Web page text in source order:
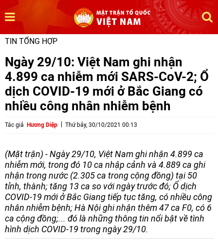
TIN TỔNG HỢP
Ngày 29/10: Việt Nam ghi nhận
4.899 ca nhiễm mới SARS-CoV-2; Ổ
dịch COVID-19 mới ở Bắc Giang có
nhiều công nhân nhiễm bệnh
Tác giả Hương Diệp Thứ bảy, 30/10/2021 00:13
(Mặt trận) - Ngày 29/10, Việt Nam ghi nhận 4.899 ca
nhiễm mới, trong đó 10 ca nhập cảnh và 4.889 ca ghi
nhận trong nước (2.305 ca trong cộng đồng) tại 50
tỉnh, thành; tăng 13 ca so với ngày trước đó; Ổ dịch
COVID-19 mới ở Bắc Giang tiếp tục tăng, có nhiều công
nhân nhiễm bệnh; Hà Nội ghi nhận thêm 47 ca F0, có 6
ca cộng đồng;... đó là những thông tin nổi bật về tình
hình dịch COVID-19 trong ngày 29/10.